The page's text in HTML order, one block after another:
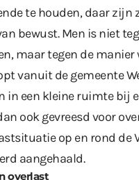
te houden, daar zijn
bewust. Men is niet
maar tegen de manier
vanuit de gemeente
in een kleine ruimte bij
ook gevreesd voor
op en rond de
aangehaald.
overlast